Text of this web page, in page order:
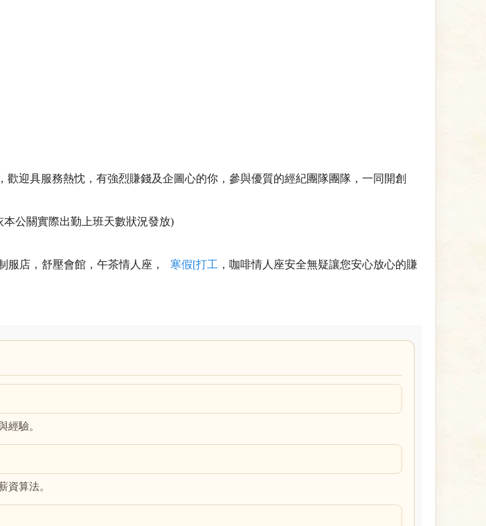
迎具服務熱忱，有強烈賺錢及企圖心的你，參與優質的經紀團隊團隊，一同開創
公關實際出勤上班天數狀況發放)
店，舒壓會館，午茶情人座，
寒假[打工 ，咖啡情人座安全無疑讓您安心放心的賺
經驗。
資算法。